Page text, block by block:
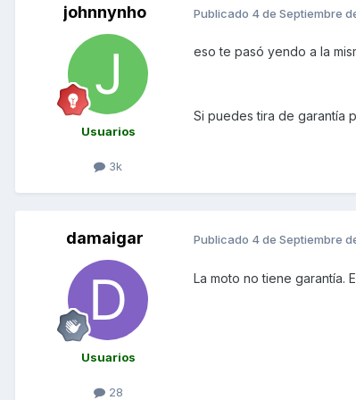
johnnynho
Usuarios
3k
Publicado 4 de Septiembre
eso te pasó yendo a la
Si puedes tira de garantía
damaigar
Usuarios
28
Publicado 4 de Septiembre
La moto no tiene garantía.